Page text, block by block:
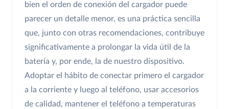
bien el orden de conexión del cargador puede
parecer un detalle menor, es una práctica sencilla
que, junto con otras recomendaciones, contribuye
significativamente a prolongar la vida útil de la
batería y, por ende, la de nuestro dispositivo.
Adoptar el hábito de conectar primero el cargador
a la corriente y luego al teléfono, usar accesorios
de calidad, mantener el teléfono a temperaturas